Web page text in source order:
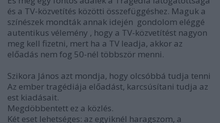
és a TV-közvetítés közötti összefüggéshez. Maguk a
színészek mondták annak idején  gondolom eléggé
autentikus vélemény , hogy a TV-közvetítést nagyon
meg kell fizetni, mert ha a TV leadja, akkor az
előadás nem fog 50-nél többször menni.
Szikora János azt mondja, hogy olcsóbbá tudja tenni
Az ember tragédiája előadást, karcsúsítani tudja az
est kiadásait.
Megdöbbentett ez a közlés.
Két eset lehetséges: az egyiknél haragszom, a